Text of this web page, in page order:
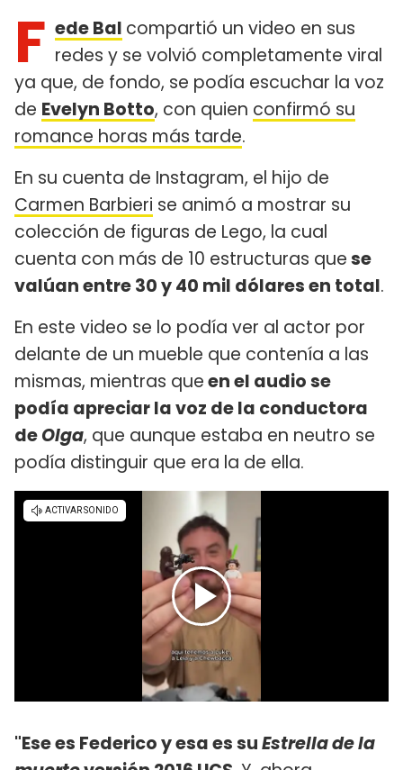
F ede Bal compartió un video en sus
redes y se volvió completamente viral
ya que, de fondo, se podía escuchar la voz
de Evelyn Botto, con quien confirmó su
romance horas más tarde.
En su cuenta de Instagram, el hijo de
Carmen Barbieri se animó a mostrar su
colección de figuras de Lego, la cual
cuenta con más de 10 estructuras quese
valúan entre 30 y 40 mil dólares en total.
En este video se lo podía ver al actor por
delante de un mueble que contenía a las
mismas, mientras queen el audio se
podía apreciar la voz de la conductora
deOlga, que aunque estaba en neutro se
podía distinguir que era la de ella.
"Ese es Federico y esa es suEstrella de la